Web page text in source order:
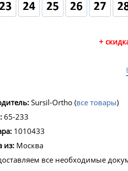
+
Sursil-Ortho(все товары)
65-233
1010433
из: Москва
все необходимые